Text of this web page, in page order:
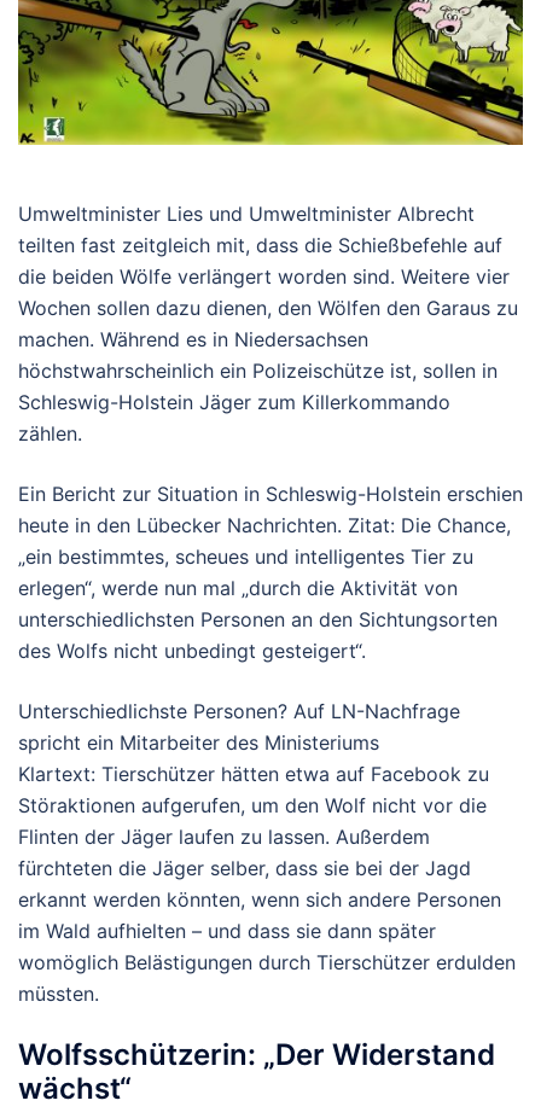
Umweltminister Lies und Umweltminister Albrecht
teilten fast zeitgleich mit, dass die Schießbefehle auf
die beiden Wölfe verlängert worden sind. Weitere vier
Wochen sollen dazu dienen, den Wölfen den Garaus zu
machen. Während es in Niedersachsen
höchstwahrscheinlich ein Polizeischütze ist, sollen in
Schleswig-Holstein Jäger zum Killerkommando
zählen.
Ein Bericht zur Situation in Schleswig-Holstein erschien
heute in den Lübecker Nachrichten. Zitat: Die Chance,
„ein bestimmtes, scheues und intelligentes Tier zu
erlegen“, werde nun mal „durch die Aktivität von
unterschiedlichsten Personen an den Sichtungsorten
des Wolfs nicht unbedingt gesteigert“.
Unterschiedlichste Personen? Auf LN-Nachfrage
spricht ein Mitarbeiter des Ministeriums
Klartext: Tierschützer hätten etwa auf Facebook zu
Störaktionen aufgerufen, um den Wolf nicht vor die
Flinten der Jäger laufen zu lassen. Außerdem
fürchteten die Jäger selber, dass sie bei der Jagd
erkannt werden könnten, wenn sich andere Personen
im Wald aufhielten – und dass sie dann später
womöglich Belästigungen durch Tierschützer erdulden
müssten.
Wolfsschützerin: „Der Widerstand
wächst“